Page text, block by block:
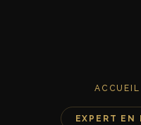
ACCUEIL
EXPERT EN